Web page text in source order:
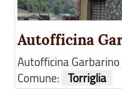
Autofficina
Autofficina Garbarino
Comune: Torriglia